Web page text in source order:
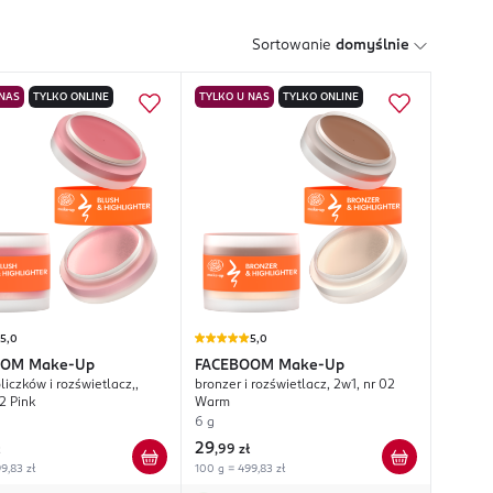
Sortowanie domyślnie
TYLKO ONLINE
5,0
Make-Up
i rozświetlacz,,
Pink
zł
TYLKO U NAS TYLKO ONLINE
5,0
FACEBOOM Make-Up
bronzer i rozświetlacz, 2w1, nr 02
Warm
6 g
29,99 zł
100 g = 499,83 zł